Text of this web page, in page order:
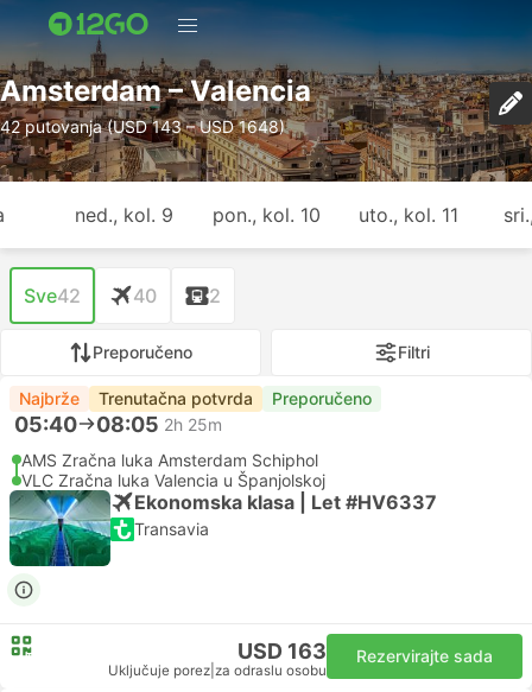
Amsterdam – Valencia
42 putovanja (USD 143 – USD 1648)
ned., kol. 9 pon., kol. 10 uto., kol. 11
Sve42 40 2
Preporučeno Filtri
Najbrže Trenutačna potvrda Preporučeno
05:40 08:05 2h 25m
AMS Zračna luka Amsterdam Schiphol
VLC Zračna luka Valencia u Španjolskoj
Ekonomska klasa | Let #HV6337
Transavia
USD 163
Uključuje porez za odraslu osobu
Rezervirajte sada